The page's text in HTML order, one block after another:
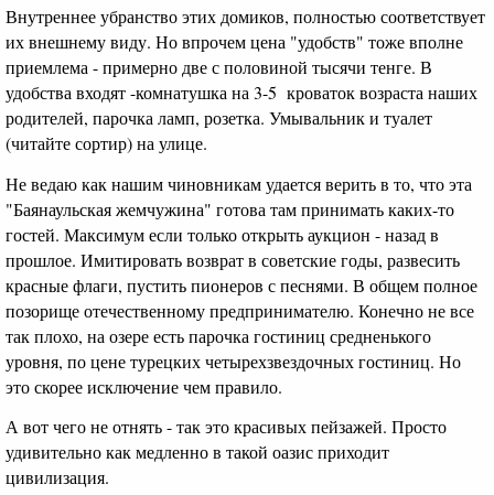
Внутреннее убранство этих домиков, полностью соответствует
их внешнему виду. Но впрочем цена "удобств" тоже вполне
приемлема - примерно две с половиной тысячи тенге. В
удобства входят -комнатушка на 3-5 кроваток возраста наших
родителей, парочка ламп, розетка. Умывальник и туалет
(читайте сортир) на улице.
Не ведаю как нашим чиновникам удается верить в то, что эта
"Баянаульская жемчужина" готова там принимать каких-то
гостей. Максимум если только открыть аукцион - назад в
прошлое. Имитировать возврат в советские годы, развесить
красные флаги, пустить пионеров с песнями. В общем полное
позорище отечественному предпринимателю. Конечно не все
так плохо, на озере есть парочка гостиниц средненького
уровня, по цене турецких четырехзвездочных гостиниц. Но
это скорее исключение чем правило.
А вот чего не отнять - так это красивых пейзажей. Просто
удивительно как медленно в такой оазис приходит
цивилизация.